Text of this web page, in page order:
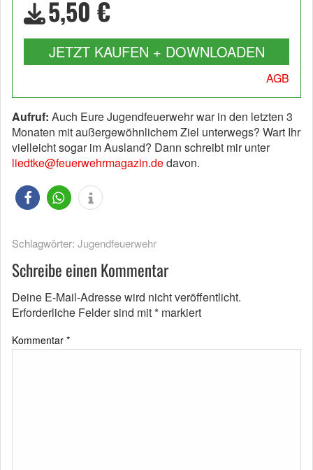
5,50 €
JETZT KAUFEN + DOWNLOADEN
AGB
Aufruf: Auch Eure Jugendfeuerwehr war in den letzten 3
Monaten mit außergewöhnlichem Ziel unterwegs? Wart Ihr
vielleicht sogar im Ausland? Dann schreibt mir unter
liedtke@feuerwehrmagazin.dedavon.
Schlagwörter: Jugendfeuerwehr
Schreibe einen Kommentar
Deine E-Mail-Adresse wird nicht veröffentlicht.
Erforderliche Felder sind mit* markiert
Kommentar *